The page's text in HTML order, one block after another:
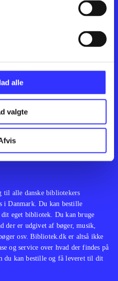
alle
valgte
Feedback
til alle danske bibliotekers
i Danmark. Du kan bestille
dit eget bibliotek. Du kan bruge
der er udgivet af bøger, musik,
osv. Bibliotek.dk er altså ikke
og service over hvad der findes på
du kan bestille og få leveret til dit
Artikler
Film
Musik
Noder